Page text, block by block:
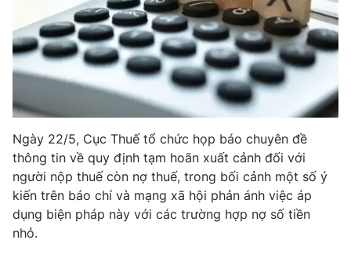
Hậu trường
Nhân vật
Giải sao mai
Giải trí
Điện ảnh
Âm nhạc
Sao
Đời sống
Làm đẹp
Chất lượng cuộc sống
Giáo dục
Tuyển sinh
Học trực tuyến
Công nghệ
Hitech Công nghệ tương lai
Sản phẩm
Thị trường
Giao lưu trực tuyến
Lịch phát sóng
Ngày 22/5, Cục Thuế tổ chức họp báo chuyên đề
thông tin về quy định tạm hoãn xuất cảnh đối với
người nộp thuế còn nợ thuế, trong bối cảnh một số ý
kiến trên báo chí và mạng xã hội phản ánh việc áp
dụng biện pháp này với các trường hợp nợ số tiền
nhỏ.